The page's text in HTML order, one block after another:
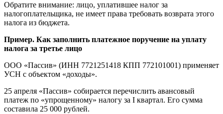
Обратите внимание: лицо, уплатившее налог за
налогоплательщика, не имеет права требовать возврата этого
налога из бюджета.
Пример. Как заполнить платежное поручение на уплату
налога за третье лицо
ООО «Пассив» (ИНН 7721251418 КПП 772101001) применяет
УСН с объектом «доходы».
25 апреля «Пассив» собирается перечислить авансовый
платеж по «упрощенному» налогу за I квартал. Его сумма
составила 25 000 рублей.